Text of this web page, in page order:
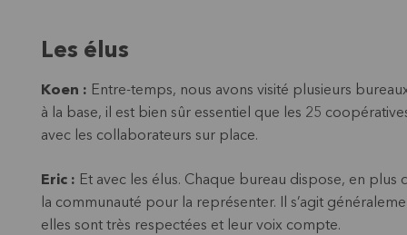
Les élus
Koen : Entre-temps, nous avons visité plusieurs
à la base, il est bien sûr essentiel que les 25
avec les collaborateurs sur place.
Eric : Et avec les élus. Chaque bureau dispose, en
la communauté pour la représenter. Il s’agit
elles sont très respectées et leur voix compte.